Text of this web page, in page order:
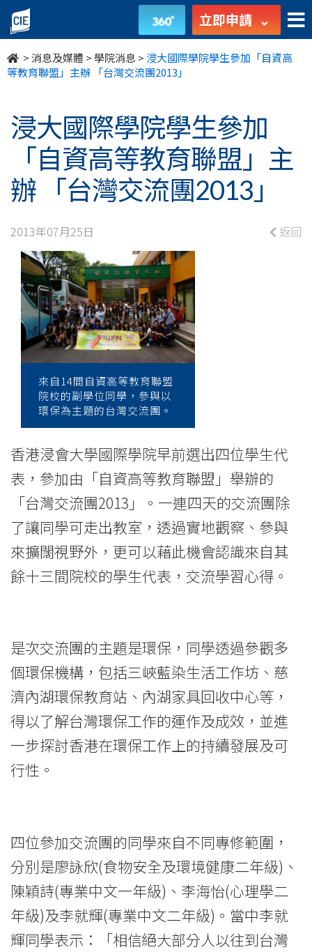
浸
大
國
學
學
生
參
加
「自
資
高
教
育
聯
盟」
主
辦
灣
交
流
團
2013」
院
消
息
立即申請
>消息及媒體 >學院消息 > 浸大國際學院學生參加「自資高
等教育聯盟」主辦 「台灣交流團2013」
浸大國際學院學生參加
「自資高等教育聯盟」主
辦 「台灣交流團2013」
2013年07月25日 返回
來自14間自資高等教育聯盟
院校的副學位同學，參與以
環保為主題的台灣交流團。
香港浸會大學國際學院早前選出四位學生代
表，參加由「自資高等教育聯盟」舉辦的
「台灣交流團2013」。一連四天的交流團除
了讓同學可走出教室，透過實地觀察、參與
來擴闊視野外，更可以藉此機會認識來自其
餘十三間院校的學生代表，交流學習心得。
是次交流團的主題是環保，同學透過參觀多
個環保機構，包括三峽藍染生活工作坊、慈
濟內湖環保教育站、內湖家具回收中心等，
得以了解台灣環保工作的運作及成效，並進
一步探討香港在環保工作上的持續發展及可
行性。
四位參加交流團的同學來自不同專修範圍，
分別是廖詠欣(食物安全及環境健康二年級)、
陳穎詩(專業中文一年級)、李海怡(心理學二
年級)及李就輝(專業中文二年級)。當中李就
輝同學表示：「相信絕大部分人以往到台灣